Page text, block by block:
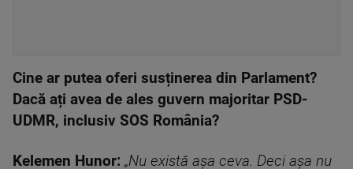
Cine ar putea oferi susținerea din Parlament?
Dacă ați avea de ales guvern majoritar PSD-
UDMR, inclusiv SOS România?
Kelemen Hunor: „Nu există așa ceva. Deci așa nu